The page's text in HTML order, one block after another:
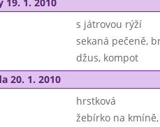
s játrovou rýží
sekaná pečeně,
džus, kompot
20. 1. 2010
hrstková
žebírko na